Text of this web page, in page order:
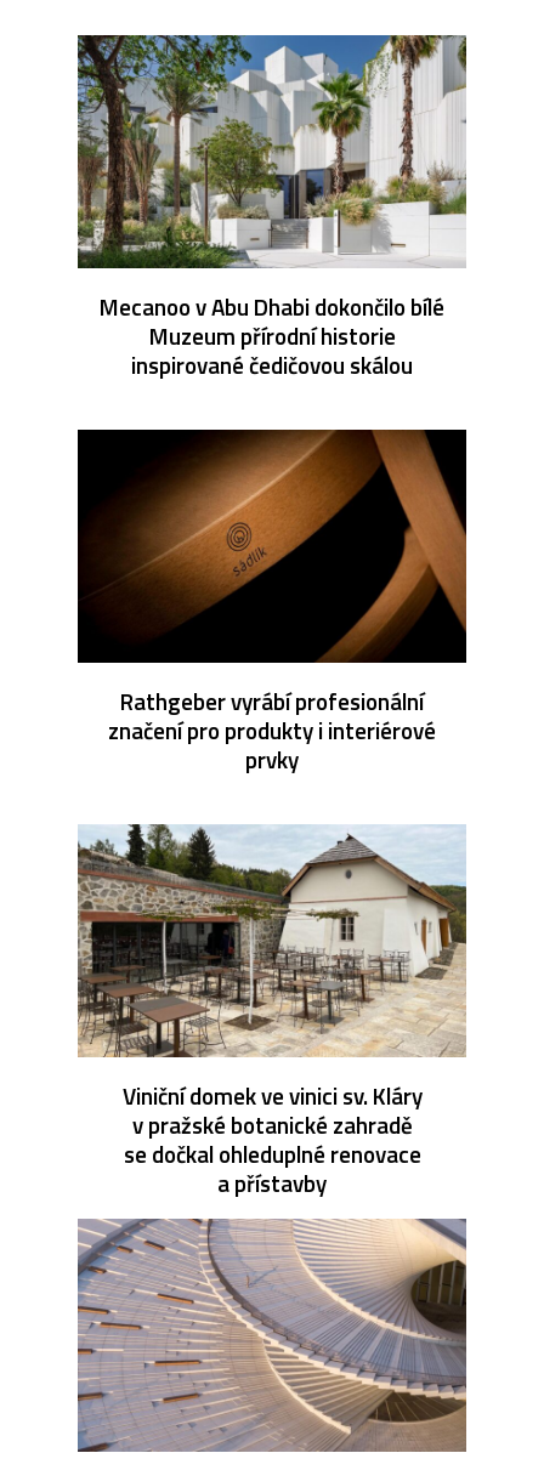
Mecanoo v Abu Dhabi dokončilo bílé
Muzeum přírodní historie
inspirované čedičovou skálou
Rathgeber vyrábí profesionální
značení pro produkty i interiérové
prvky
Viniční domek ve vinici sv. Kláry
v pražské botanické zahradě
se dočkal ohleduplné renovace
a přístavby